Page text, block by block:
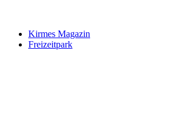
Kirmes Magazin
Freizeitpark